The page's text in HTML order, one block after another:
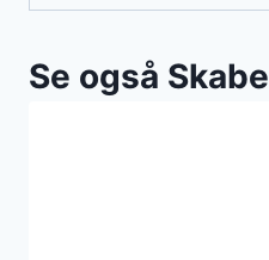
Se også Skabe